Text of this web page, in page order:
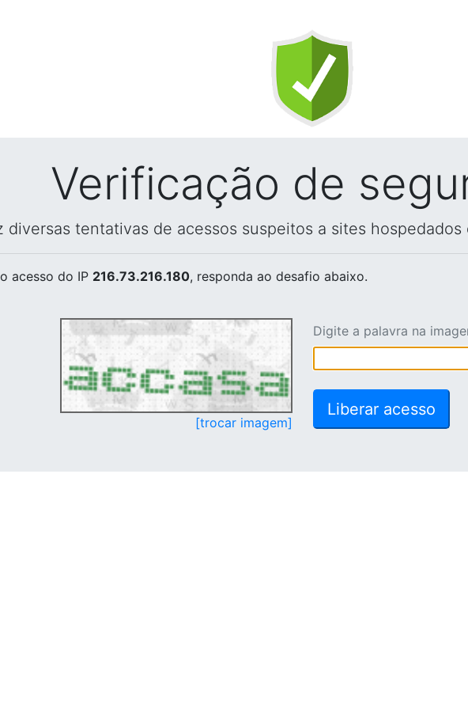
Verificação de
diversas tentativas de acessos suspeitos a sites hospedados
acesso do IP 216.73.216.180, responda ao desafio abaixo.
[trocar imagem]
Digite a palavra na